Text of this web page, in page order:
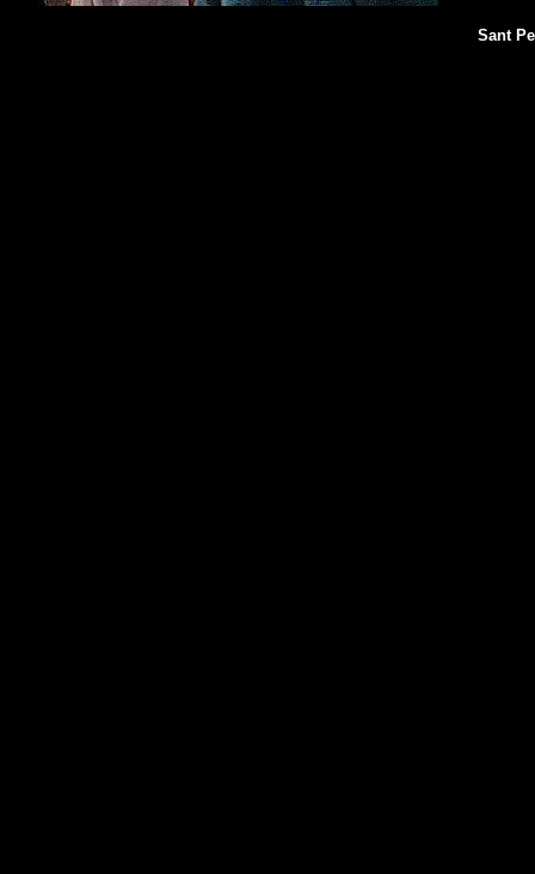
Sant